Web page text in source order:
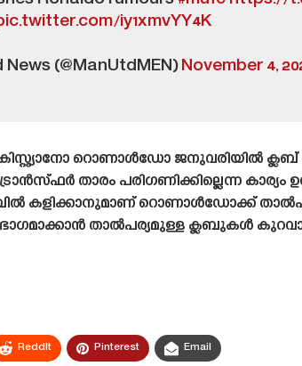
iy1xmvYY4K
(@ManUtdMEN)November 4,
റൊണാൾഡോ ജനുവരിയിൽ ക്ലബ്
താരം പരിഗണിക്കില്ലെന്ന കാര്യം
കളിക്കാനുമാണ് റൊണാൾഡോക്ക്
ഭാഗമാക്കാൻ താൽപര്യമുള്ള ക്ലബുകൾ
ReddIt Pinterest Email